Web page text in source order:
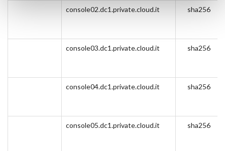
console02.dc1.private.cloud.it sha256
console03.dc1.private.cloud.it sha256
console04.dc1.private.cloud.it sha256
console05.dc1.private.cloud.it sha256